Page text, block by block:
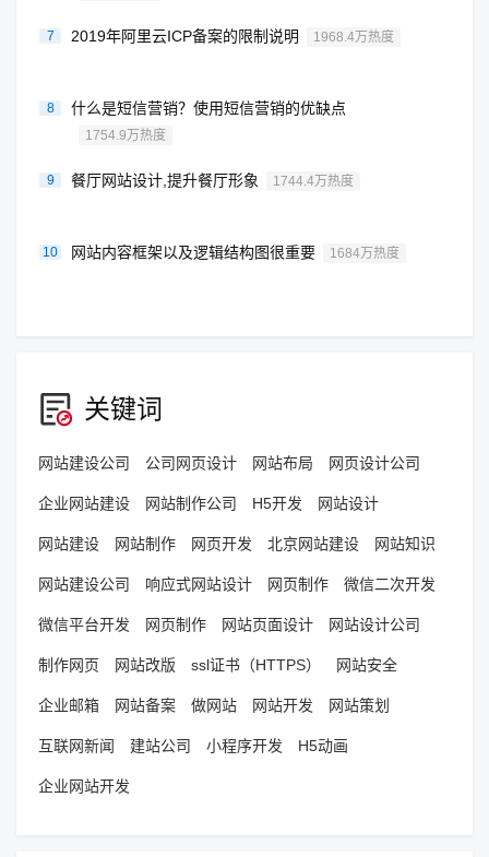
7 2019年阿里云ICP备案的限制说明 1968.4万热度
8 什么是短信营销？使用短信营销的优缺点
1754.9万热度
9 餐厅网站设计,提升餐厅形象 1744.4万热度
10 网站内容框架以及逻辑结构图很重要 1684万热度
关键词
网站建设公司 公司网页设计 网站布局 网页设计公司
企业网站建设 网站制作公司 H5开发 网站设计
网站建设 网站制作 网页开发 北京网站建设 网站知识
网站建设公司 响应式网站设计 网页制作 微信二次开发
微信平台开发 网页制作 网站页面设计 网站设计公司
制作网页 网站改版 ssl证书（HTTPS） 网站安全
企业邮箱 网站备案 做网站 网站开发 网站策划
互联网新闻 建站公司 小程序开发 H5动画
企业网站开发